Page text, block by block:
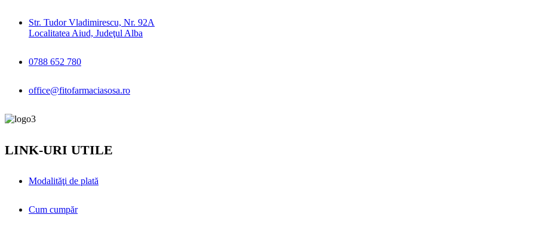
Str. Tudor Vladimirescu, Nr. 92A
Localitatea Aiud, Judeţul Alba
0788 652 780
office@fitofarmaciasosa.ro
LINK-URI UTILE
Modalităţi de plată
Cum cumpăr